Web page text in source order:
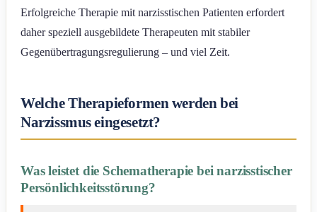
Erfolgreiche Therapie mit narzisstischen Patienten erfordert
daher speziell ausgebildete Therapeuten mit stabiler
Gegenübertragungsregulierung – und viel Zeit.
Welche Therapieformen werden bei
Narzissmus eingesetzt?
Was leistet die Schematherapie bei narzisstischer
Persönlichkeitsstörung?